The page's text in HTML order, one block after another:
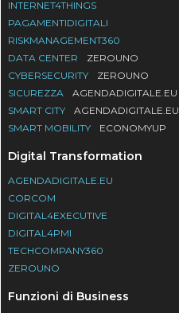
INTERNET4THINGS
PAGAMENTIDIGITALI
RISKMANAGEMENT360
DATA CENTER
ZEROUNO
CYBERSECURITY
ZEROUNO
SICUREZZA
AGENDADIGITALE.EU
SMART CITY
AGENDADIGITALE.EU
SMART MOBILITY
ECONOMYUP
Digital Transformation
AGENDADIGITALE.EU
CORCOM
DIGITAL4EXECUTIVE
DIGITAL4PMI
TECHCOMPANY360
ZEROUNO
Funzioni di Business